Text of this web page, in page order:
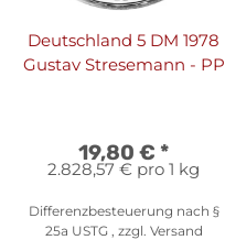
Deutschland 5 DM 1978
Gustav Stresemann - PP
19,80 € *
2.828,57 € pro 1 kg
Differenzbesteuerung nach §
25a USTG , zzgl. Versand